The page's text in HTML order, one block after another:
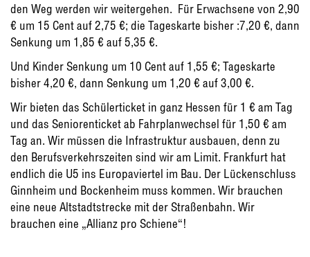
den Weg werden wir weitergehen. Für Erwachsene von 2,90
€ um 15 Cent auf 2,75 €; die Tageskarte bisher :7,20 €, dann
Senkung um 1,85 € auf 5,35 €.
Und Kinder Senkung um 10 Cent auf 1,55 €; Tageskarte
bisher 4,20 €, dann Senkung um 1,20 € auf 3,00 €.
Wir bieten das Schülerticket in ganz Hessen für 1 € am Tag
und das Seniorenticket ab Fahrplanwechsel für 1,50 € am
Tag an. Wir müssen die Infrastruktur ausbauen, denn zu
den Berufsverkehrszeiten sind wir am Limit. Frankfurt hat
endlich die U5 ins Europaviertel im Bau. Der Lückenschluss
Ginnheim und Bockenheim muss kommen. Wir brauchen
eine neue Altstadtstrecke mit der Straßenbahn. Wir
brauchen eine „Allianz pro Schiene“!